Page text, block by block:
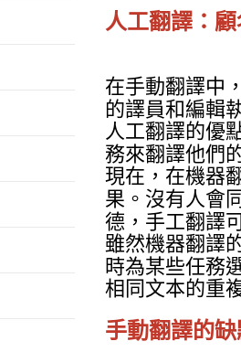
人工翻譯：
在手動翻譯中
的譯員和編輯
人工翻譯的優
務來翻譯他們
現在，在機器
果。沒有人會
德，手工翻譯
雖然機器翻譯
時為某些任務
相同文本的重
手動翻譯的